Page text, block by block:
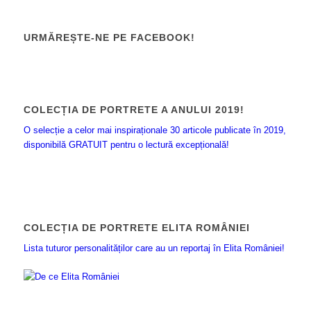
URMĂREȘTE-NE PE FACEBOOK!
COLECȚIA DE PORTRETE A ANULUI 2019!
O selecție a celor mai inspiraționale 30 articole publicate în 2019,
disponibilă GRATUIT pentru o lectură excepțională!
COLECȚIA DE PORTRETE ELITA ROMÂNIEI
Lista tuturor personalităților care au un reportaj în Elita României!